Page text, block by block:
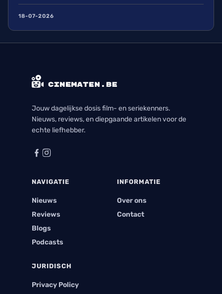
18-07-2026
Jouw dagelijkse dosis film- en seriekenners.
Nieuws, reviews, en diepgaande artikelen voor de
echte liefhebber.
NAVIGATIE
Nieuws
Reviews
Blogs
Podcasts
INFORMATIE
Over ons
Contact
JURIDISCH
Privacy Policy